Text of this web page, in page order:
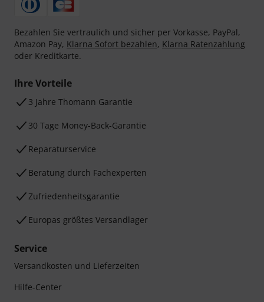
Bezahlen Sie vertraulich und sicher per Vorkasse, PayPal,
Amazon Pay, Klarna Sofort bezahlen, Klarna Ratenzahlung
oder Kreditkarte.
Ihre Vorteile
3 Jahre Thomann Garantie
30 Tage Money-Back-Garantie
Reparaturservice
Beratung durch Fachexperten
Zufriedenheitsgarantie
Europas größtes Versandlager
Service
Versandkosten und Lieferzeiten
Hilfe-Center